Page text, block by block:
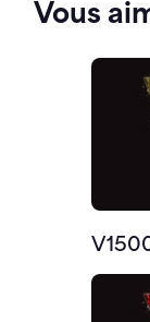
Vous